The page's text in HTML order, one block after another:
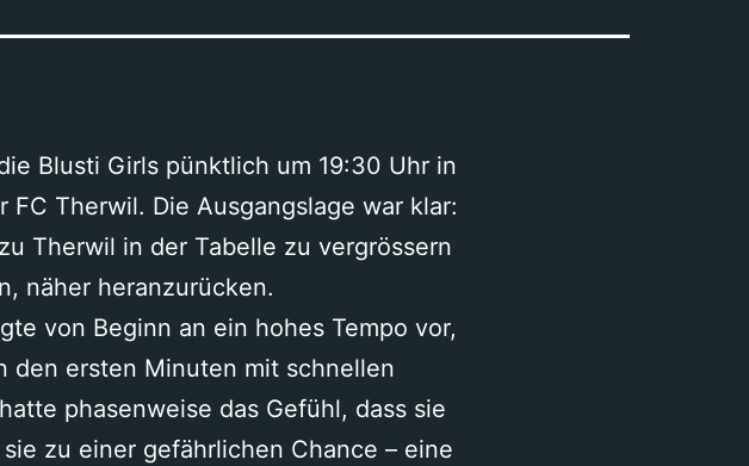
Blusti Girls pünktlich um 19:30 Uhr in
Therwil. Die Ausgangslage war klar:
Therwil in der Tabelle zu vergrössern
näher heranzurücken.
von Beginn an ein hohes Tempo vor,
den ersten Minuten mit schnellen
phasenweise das Gefühl, dass sie
zu einer gefährlichen Chance – eine